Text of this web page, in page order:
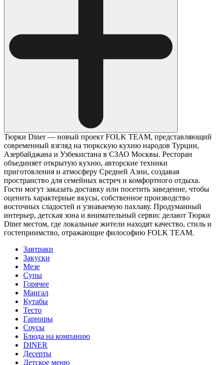
Тюрки Diner — новый проект FOLK TEAM, представляющий
современный взгляд на тюркскую кухню народов Турции,
Азербайджана и Узбекистана в СЗАО Москвы. Ресторан
объединяет открытую кухню, авторские техники
приготовления и атмосферу Средней Азии, создавая
пространство для семейных встреч и комфортного отдыха.
Гости могут заказать доставку или посетить заведение, чтобы
оценить характерные вкусы, собственное производство
восточных сладостей и узнаваемую пахлаву. Продуманный
интерьер, детская зона и внимательный сервис делают Тюрки
Diner местом, где локальные жители находят качество, стиль и
гостеприимство, отражающие философию FOLK TEAM.
Завтраки
Закуски
Мезе
Супы
Горячее
Мангал
Кутабы
Тесто
Гарниры
Соусы
Блюда на компанию
DINER
Десерты
Детское меню